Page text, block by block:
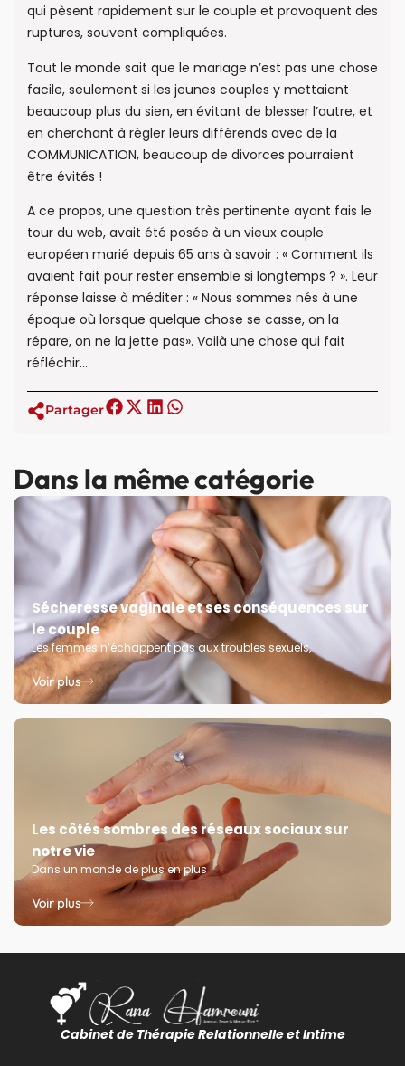
qui pèsent rapidement sur le couple et provoquent des
ruptures, souvent compliquées.
Tout le monde sait que le mariage n’est pas une chose
facile, seulement si les jeunes couples y mettaient
beaucoup plus du sien, en évitant de blesser l’autre, et
en cherchant à régler leurs différends avec de la
COMMUNICATION, beaucoup de divorces pourraient
être évités !
A ce propos, une question très pertinente ayant fais le
tour du web, avait été posée à un vieux couple
européen marié depuis 65 ans à savoir : « Comment ils
avaient fait pour rester ensemble si longtemps ? ». Leur
réponse laisse à méditer : « Nous sommes nés à une
époque où lorsque quelque chose se casse, on la
répare, on ne la jette pas». Voilà une chose qui fait
réfléchir…
Partager
Dans la même catégorie
Sécheresse vaginale et ses conséquences sur
le couple
Les femmes n’échappent pas aux troubles sexuels,
Voir plus
Les côtés sombres des réseaux sociaux sur
notre vie
Dans un monde de plus en plus
Voir plus
Cabinet de Thérapie Relationnelle et Intime